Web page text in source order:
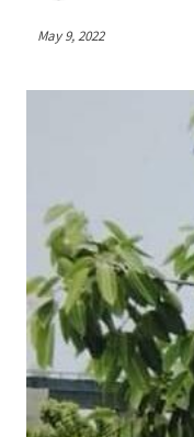
May 9, 2022